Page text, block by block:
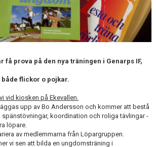
få prova på den nya träningen i Genarps IF,
både flickor o pojkar.
vid kiosken på Ekevallen.
upp av Bo Andersson och kommer att bestå
koordination och roliga tävlingar -
löpare.
av medlemmarna från Löpargruppen.
vi sen att bilda en ungdomsträning i